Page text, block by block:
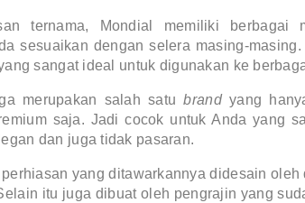
ternama, Mondial memiliki berbagai
sesuaikan dengan selera masing-masing.
sangat ideal untuk digunakan ke
merupakan salah satu brand yang
saja. Jadi cocok untuk Anda yang
dan juga tidak pasaran.
yang ditawarkannya didesain oleh
itu juga dibuat oleh pengrajin yang